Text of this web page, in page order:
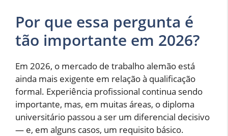
Por que essa pergunta é
tão importante em 2026?
Em 2026, o mercado de trabalho alemão está
ainda mais exigente em relação à qualificação
formal. Experiência profissional continua sendo
importante, mas, em muitas áreas, o diploma
universitário passou a ser um diferencial decisivo
— e, em alguns casos, um requisito básico.